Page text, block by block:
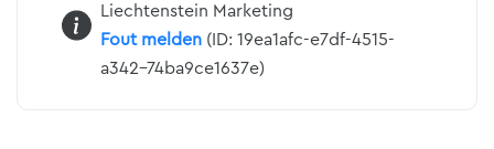
Liechtenstein Marketing
Fout melden (ID: 19ea1afc-e7df-4515-
a342-74ba9ce1637e)